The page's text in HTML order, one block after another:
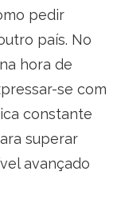
pedir
país. No
hora de
se com
constante
superar
avançado